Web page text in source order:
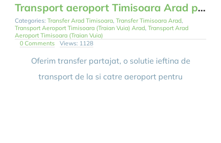
Transport aeroport Timisoara Arad partajat si privat
Categories: Transfer Arad Timisoara, Transfer Timisoara Arad,
Transport Aeroport Timisoara (Traian Vuia) Arad, Transport Arad
Aeroport Timisoara (Traian Vuia)
0 Commentson
aeroport
Timisoara
partajat
Views: 1128
Oferim transfer partajat, o solutie ieftina de
transport de la si catre aeroport pentru